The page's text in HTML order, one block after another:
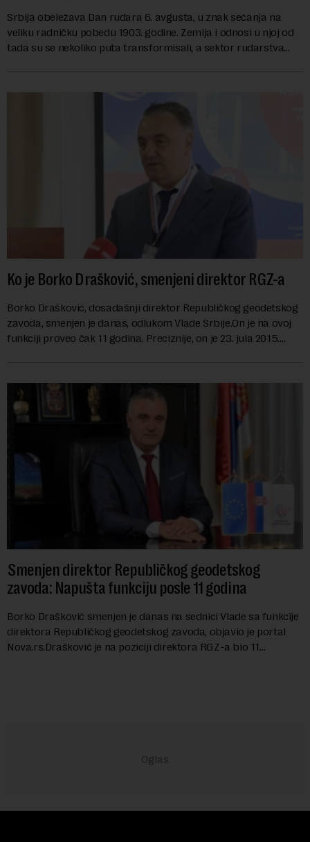
Srbija obeležava Dan rudara 6. avgusta, u znak sećanja na
veliku radničku pobedu 1903. godine. Zemlja i odnosi u njoj od
tada su se nekoliko puta transformisali, a sektor rudarstva
Ko je Borko Drašković, smenjeni direktor RGZ-a
Borko Drašković, dosadašnji direktor Republičkog geodetskog
zavoda, smenjen je danas, odlukom Vlade Srbije.On je na ovoj
funkciji proveo čak 11 godina. Preciznije, on je 23. jula 2015.
Smenjen direktor Republičkog geodetskog
zavoda: Napušta funkciju posle 11 godina
Borko Drašković smenjen je danas na sednici Vlade sa funkcije
direktora Republičkog geodetskog zavoda, objavio je portal
Nova.rs.Drašković je na poziciji direktora RGZ-a bio 11